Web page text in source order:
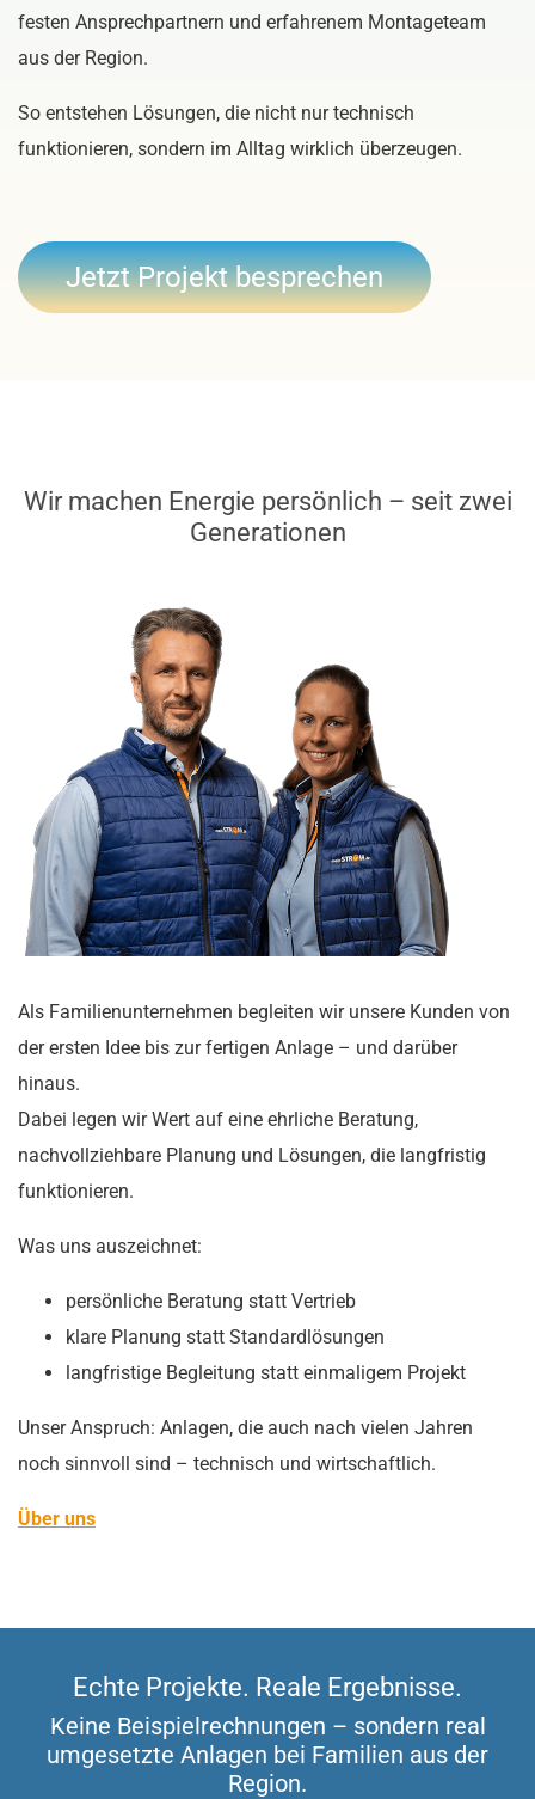
festen Ansprechpartnern und erfahrenem Montageteam
aus der Region.
So entstehen Lösungen, die nicht nur technisch
funktionieren, sondern im Alltag wirklich überzeugen.
Jetzt Projekt besprechen
Wir machen Energie persönlich – seit zwei
Generationen
Als Familienunternehmen begleiten wir unsere Kunden von
der ersten Idee bis zur fertigen Anlage – und darüber
hinaus.
Dabei legen wir Wert auf eine ehrliche Beratung,
nachvollziehbare Planung und Lösungen, die langfristig
funktionieren.
Was uns auszeichnet:
persönliche Beratung statt Vertrieb
klare Planung statt Standardlösungen
langfristige Begleitung statt einmaligem Projekt
Unser Anspruch: Anlagen, die auch nach vielen Jahren
noch sinnvoll sind – technisch und wirtschaftlich.
Über uns
Echte Projekte. Reale Ergebnisse.
Keine Beispielrechnungen – sondern real
umgesetzte Anlagen bei Familien aus der
Region.